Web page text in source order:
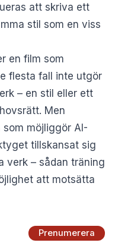
att skriva ett
stil som en viss
en film som
flesta fall inte utgör
– en stil eller ett
Men
möjliggör AI-
tillskansat sig
verk – sådan träning
att motsätta
Prenumerera